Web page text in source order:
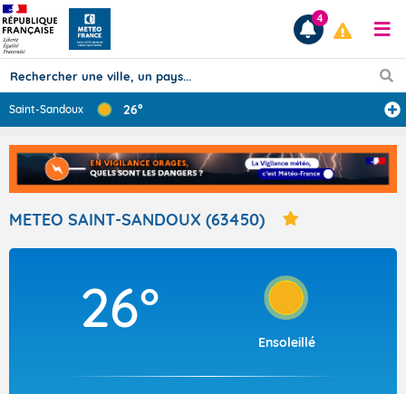
Prévisions
TOUS LES RÉSULTATS
Articles
4
Saint-Sandoux 26°
METEO SAINT-SANDOUX (63450)
26°
Ensoleillé